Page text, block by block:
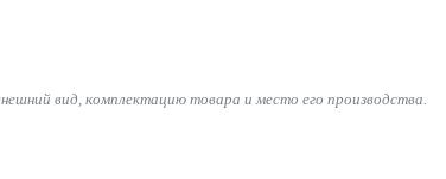
вид, комплектацию товара и место его производства.